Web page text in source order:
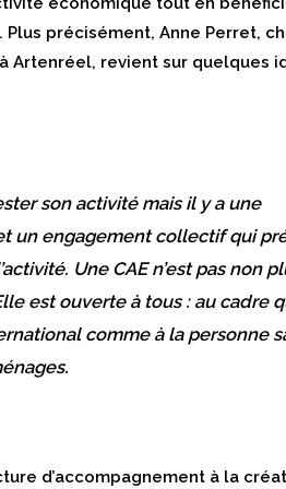
précisément, Anne Perret,
Artenréel, revient sur quelques
son activité mais il y a une
un engagement collectif qui
Une CAE n’est pas non
est ouverte à tous : au cadre
comme à la personne
d’accompagnement à la